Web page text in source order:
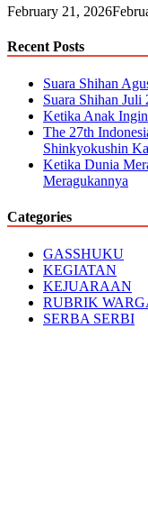
February 21, 2026
Recent Posts
Suara Shihan
Suara Shihan Juli
Ketika Anak
The 27th
Shinkyokushin
Ketika Dunia
Meragukannya
Categories
GASSHUKU
KEGIATAN
KEJUARAAN
RUBRIK
SERBA SERBI